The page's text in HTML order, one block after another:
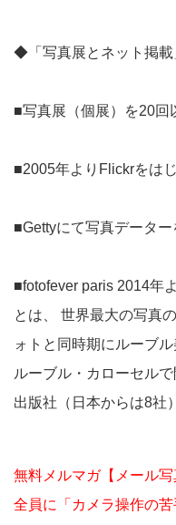
◆「写真展とネット掲載
■写真展（個展）を20回
■2005年よりFlickrをは
■Gettyにて写真データー
■fotofever paris 2014年
とは、 世界最大の写真
ォトと同時期にルーブ
ルーブル・カローセル
出版社（日本からは8社
無料メルマガ【メール
全員に「カメラ操作の